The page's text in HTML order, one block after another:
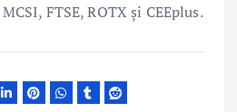
FTSE, ROTX și CEEplus.